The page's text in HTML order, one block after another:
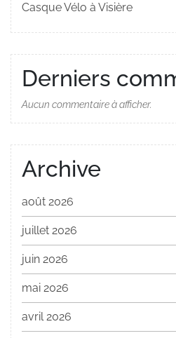
Casque Vélo à Visière
Derniers
Aucun commentaire à afficher.
Archive
août 2026
juillet 2026
juin 2026
mai 2026
avril 2026